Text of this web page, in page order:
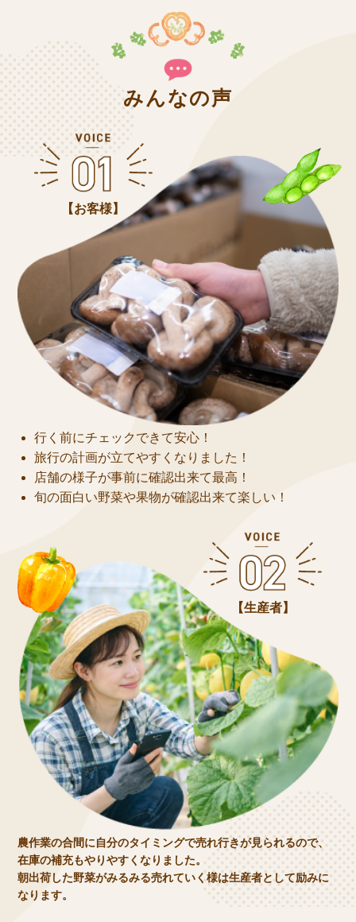
みんなの声
【お客様】
行く前にチェックできて安心！
旅行の計画が立てやすくなりました！
店舗の様子が事前に確認出来て最高！
旬の面白い野菜や果物が確認出来て楽しい！
【生産者】
農作業の合間に自分のタイミングで売れ行きが見られるので、
在庫の補充もやりやすくなりました。
朝出荷した野菜がみるみる売れていく様は生産者として励みに
なります。